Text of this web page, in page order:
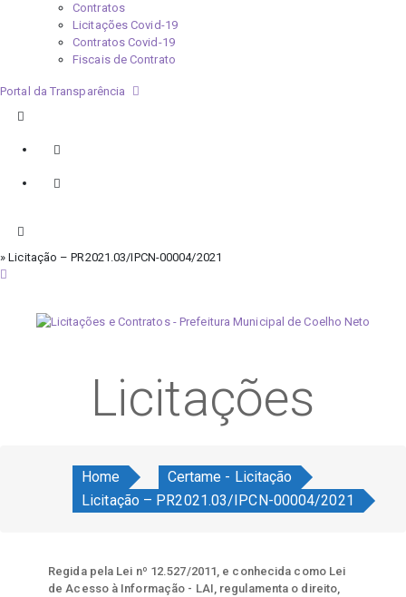
Contratos
Licitações Covid-19
Contratos Covid-19
Fiscais de Contrato
Portal da Transparência
» Licitação – PR2021.03/IPCN-00004/2021
Licitações
Home
Certame - Licitação
Licitação – PR2021.03/IPCN-00004/2021
Regida pela Lei nº 12.527/2011, e conhecida como Lei
de Acesso à Informação - LAI, regulamenta o direito,